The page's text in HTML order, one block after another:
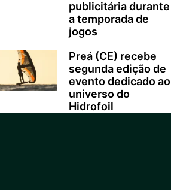
publicitária durante
a temporada de
jogos
Preá (CE) recebe
segunda edição de
evento dedicado ao
universo do
Hidrofoil